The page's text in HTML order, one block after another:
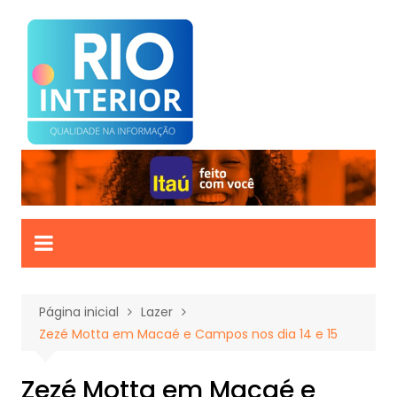
para
conteúdo
Página inicial
Lazer
Zezé Motta em Macaé e Campos nos dia 14 e 15
Zezé Motta em Macaé e